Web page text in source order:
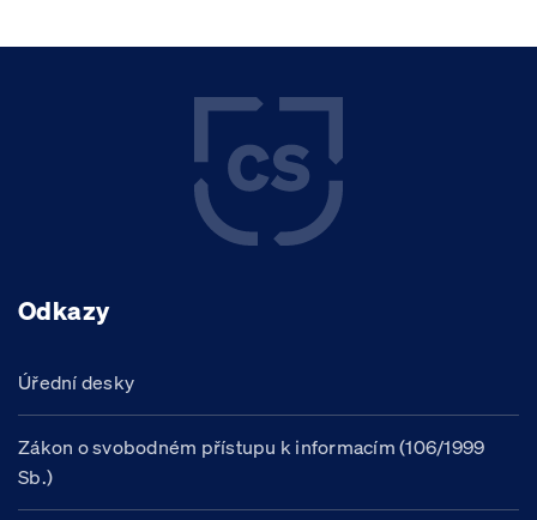
Odkazy
Úřední desky
Zákon o svobodném přístupu k informacím (106/1999
Sb.)